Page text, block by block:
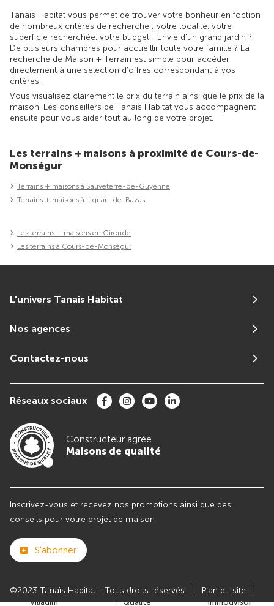
Club
Villadim
Maisons de
Qualité
Avis
Immodvisor
Tanaïs Habitat vous permet de trouver votre bonheur en foction
de nombreux critères de recherche : votre localité, votre
superficie recherchée, votre budget... Envie d'un grand jardin ?
De plusieurs chambres pour accueillir toute votre famille ? La
recherche de Maison + Terrain est simple pour accéder
directement à une sélection d'offres correspondant à vos
critères.
Vous visualisez clairement le prix du terrain ainsi que le prix de la
maison. Les conseillers de Tanaïs Habitat vous accompagnent
ensuite pour vous aider tout au long de votre projet.
Les terrains + maisons à proximité de Cours-de-
Monségur
Terrains + maisons à Sauveterre-de-Guyenne
Terrains + maisons à Lignan-de-Bazas
Les terrains + maisons en Gironde
Les terrains à Cours-de-Monségur
L'univers Tanais Habitat
Nos agences
Contactez-nous
Réseaux sociaux
Constructeur agrée
Maisons de qualité
Inscrivez-vous et recevez nos promotions ainsi que des
conseils pour votre projet de maison
S'abonner
©2023 Tanaïs Habitat - Tous droits réservés
Plan du site